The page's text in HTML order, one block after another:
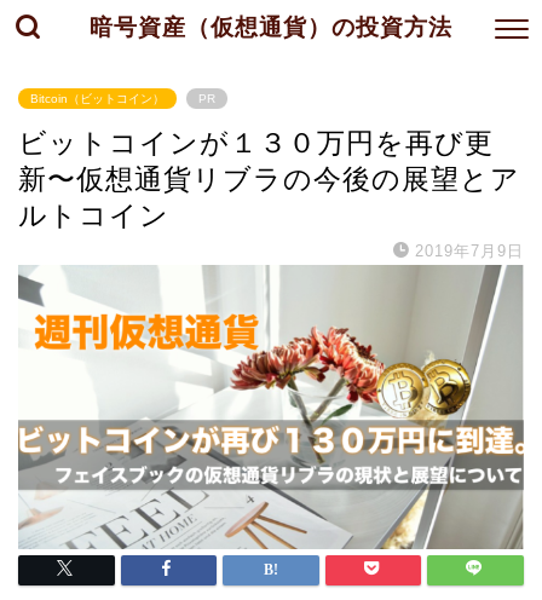
暗号資産（仮想通貨）の投資方法
Bitcoin（ビットコイン） PR
ビットコインが１３０万円を再び更
新〜仮想通貨リブラの今後の展望とア
ルトコイン
2019年7月9日